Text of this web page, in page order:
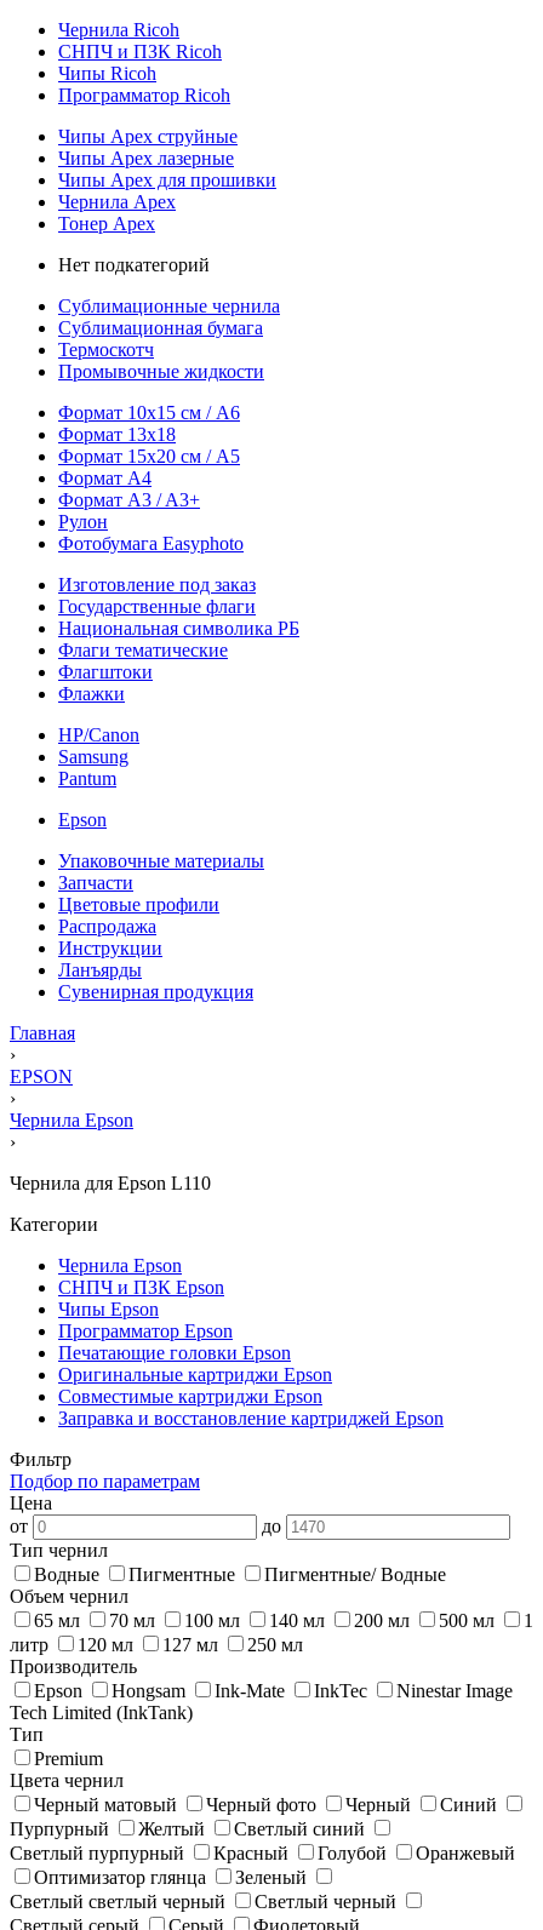
Чернила Ricoh
СНПЧ и ПЗК Ricoh
Чипы Ricoh
Программатор Ricoh
Чипы Apex струйные
Чипы Apex лазерные
Чипы Apex для прошивки
Чернила Apex
Тонер Apex
Нет подкатегорий
Сублимационные чернила
Сублимационная бумага
Термоскотч
Промывочные жидкости
Формат 10х15 см / A6
Формат 13х18
Формат 15х20 см / A5
Формат А4
Формат A3 / A3+
Рулон
Фотобумага Easyphoto
Изготовление под заказ
Государственные флаги
Национальная символика РБ
Флаги тематические
Флагштоки
Флажки
HP/Canon
Samsung
Pantum
Epson
Упаковочные материалы
Запчасти
Цветовые профили
Распродажа
Инструкции
Ланъярды
Сувенирная продукция
Главная
›
EPSON
›
Чернила Epson
›
Чернила для Epson L110
Категории
Чернила Epson
СНПЧ и ПЗК Epson
Чипы Epson
Программатор Epson
Печатающие головки Epson
Оригинальные картриджи Epson
Совместимые картриджи Epson
Заправка и восстановление картриджей Epson
Фильтр
Подбор по параметрам
Цена
от
до
Тип чернил
Водные
Пигментные
Пигментные/ Водные
Объем чернил
65 мл
70 мл 100 мл 140 мл 200 мл 500 мл
1
литр
120 мл 127 мл
250 мл
Производитель
Epson
Hongsam Ink-Mate InkTec
Ninestar Image
Tech Limited (InkTank)
Тип
Premium
Цвета чернил
Черный матовый
Черный фото Черный
Синий
Пурпурный
Желтый
Светлый синий
Светлый пурпурный
Красный Голубой
Оранжевый
Оптимизатор глянца
Зеленый
Светлый светлый черный
Светлый черный
Светлый серый
Серый Фиолетовый